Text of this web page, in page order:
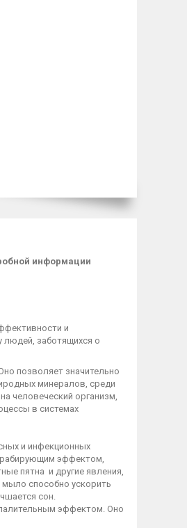
информации
и
людей, заботящихся о
позволяет значительно
минералов, среди
человеческий организм,
в системах
и инфекционных
эффектом,
пятна и другие явления,
способно ускорить
сон.
эффектом. Оно